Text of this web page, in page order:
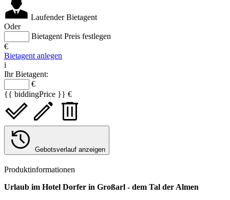
Laufender Bietagent
Oder
Bietagent Preis festlegen
€
Bietagent anlegen
i
Ihr Bietagent:
€
{{ biddingPrice }} €
Gebotsverlauf anzeigen
Produktinformationen
Urlaub im Hotel Dorfer in Großarl - dem Tal der Almen